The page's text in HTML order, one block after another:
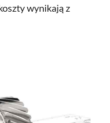
wynikają z